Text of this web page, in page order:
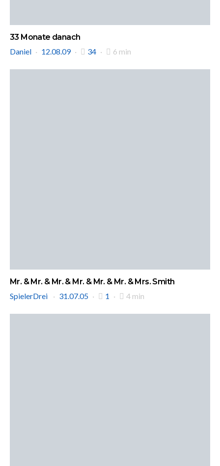
33 Monate danach
Daniel
12.08.09 34 6 min
Mr. & Mr. & Mr. & Mr. & Mr. & Mr. & Mrs. Smith
SpielerDrei
31.07.05 1 4 min